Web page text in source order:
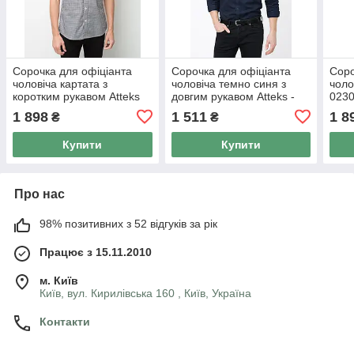
Сорочка для офіціанта
чоловіча картата з
коротким рукавом Atteks
1 898 ₴
Купити
Сорочка для офіціанта
чоловіча темно синя з
довгим рукавом Atteks -
1 511₴
Купити
1
Про нас
98% позитивних з 52 відгуків за рік
Працює з 15.11.2010
м. Київ
Київ, вул. Кирилівська 160 , Київ, Україна
Контакти